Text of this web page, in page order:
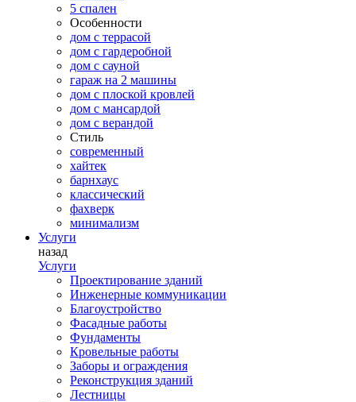
5 спален
Особенности
дом с террасой
дом с гардеробной
дом с сауной
гараж на 2 машины
дом с плоской кровлей
дом с мансардой
дом с верандой
Стиль
современный
хайтек
барнхаус
классический
фахверк
минимализм
Услуги
назад
Услуги
Проектирование зданий
Инженерные коммуникации
Благоустройство
Фасадные работы
Фундаменты
Кровельные работы
Заборы и ограждения
Реконструкция зданий
Лестницы